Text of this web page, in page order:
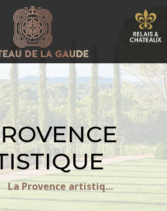
La Provence artistique